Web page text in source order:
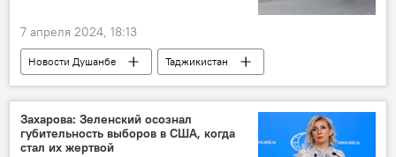
7 апреля 2024, 18:13
Новости Душанбе
Таджикистан
Спорт
Таджикистан: свежие новости спорта
Общество
Захарова: Зеленский осознал
губительность выборов в США, когда
стал их жертвой